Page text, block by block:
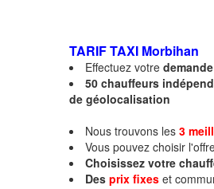
TARIF TAXI Morbihan
Effectuez votre
50 chauffeurs
de géolocalisation
Nous trouvons les 3
Vous pouvez choisir
Choisissez votre
Des prix fixes et